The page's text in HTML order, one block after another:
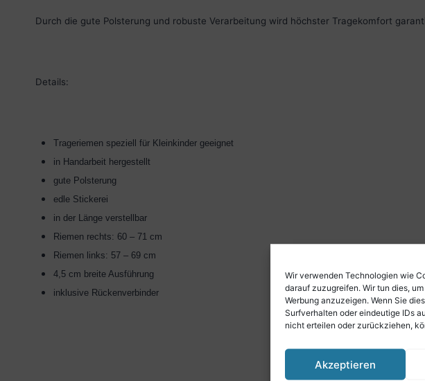
Wir verwenden Technologien wie
darauf zuzugreifen. Wir tun dies,
Werbung anzuzeigen. Wenn Sie
Surfverhalten oder eindeutige IDs
nicht erteilen oder zurückziehen,
Akzeptieren
Durch die gute Polsterung und robuste Verarbeitung wird höchster Tragekomfort
Details:
Trageriemen speziell für Kleinkinder geeignet
in Handarbeit hergestellt
gute Polsterung
edle Stickerei
in der Länge verstellbar
Riemen rechts: 60 – 71 cm
Riemen links: 57 – 69 cm
4,5 cm breite Ausführung
inklusive Rückenverbinder